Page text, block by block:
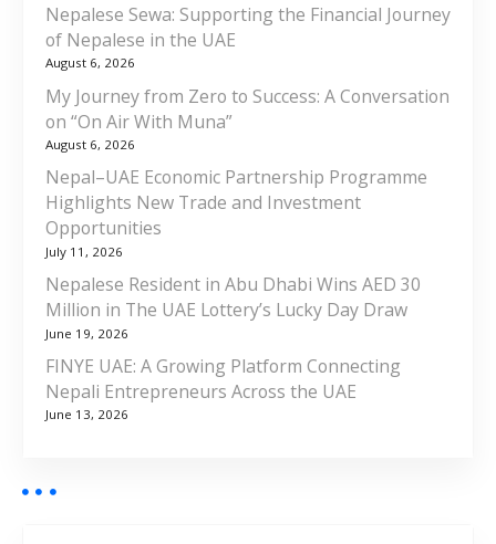
Nepalese Sewa: Supporting the Financial Journey
of Nepalese in the UAE
August 6, 2026
My Journey from Zero to Success: A Conversation
on “On Air With Muna”
August 6, 2026
Nepal–UAE Economic Partnership Programme
Highlights New Trade and Investment
Opportunities
July 11, 2026
Nepalese Resident in Abu Dhabi Wins AED 30
Million in The UAE Lottery’s Lucky Day Draw
June 19, 2026
FINYE UAE: A Growing Platform Connecting
Nepali Entrepreneurs Across the UAE
June 13, 2026